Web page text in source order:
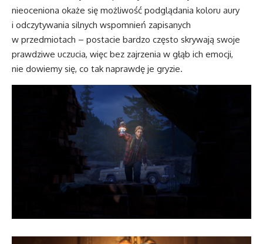
nieoceniona okaże się możliwość podglądania koloru aury
i odczytywania silnych wspomnień zapisanych
w przedmiotach – postacie bardzo często skrywają swoje
prawdziwe uczucia, więc bez zajrzenia w głąb ich emocji,
nie dowiemy się, co tak naprawdę je gryzie.